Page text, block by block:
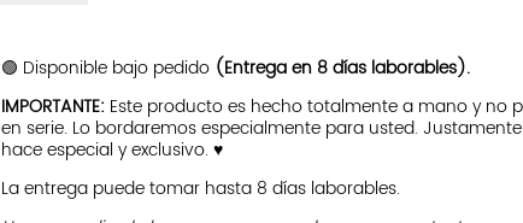
cantidad
🟢 Disponible bajo pedido (Entrega en 8 días laborables).
IMPORTANTE: Este producto es hecho totalmente a mano y no
en serie. Lo bordaremos especialmente para usted.
hace especial y exclusivo. ♥
La entrega puede tomar hasta 8 días laborables.